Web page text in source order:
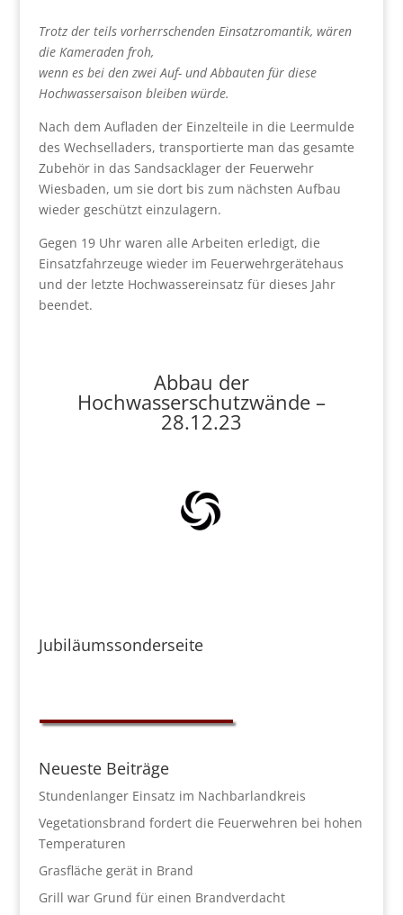
Trotz der teils vorherrschenden Einsatzromantik, wären
die Kameraden froh,
wenn es bei den zwei Auf- und Abbauten für diese
Hochwassersaison bleiben würde.
Nach dem Aufladen der Einzelteile in die Leermulde
des Wechselladers, transportierte man das gesamte
Zubehör in das Sandsacklager der Feuerwehr
Wiesbaden, um sie dort bis zum nächsten Aufbau
wieder geschützt einzulagern.
Gegen 19 Uhr waren alle Arbeiten erledigt, die
Einsatzfahrzeuge wieder im Feuerwehrgerätehaus
und der letzte Hochwassereinsatz für dieses Jahr
beendet.
Abbau der
Hochwasserschutzwände –
28.12.23
Jubiläumssonderseite
Neueste Beiträge
Stundenlanger Einsatz im Nachbarlandkreis
Vegetationsbrand fordert die Feuerwehren bei hohen
Temperaturen
Grasfläche gerät in Brand
Grill war Grund für einen Brandverdacht